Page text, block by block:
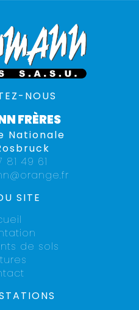
NOUS
FRÈRES
Nationale
81 49 61
SITE
de sols